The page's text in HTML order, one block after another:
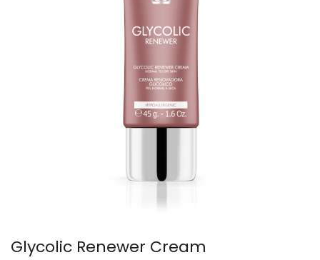
Glycolic Renewer Cream